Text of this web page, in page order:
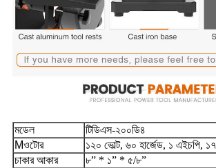
মডেল
টিডিএস-২০০ডি৪
Mওটোর ১২০ ভোল্ট, ৬০ হার্জেড, ১ এইচপি,
চাকার আকার
৮” * ১” * ৫/৮”